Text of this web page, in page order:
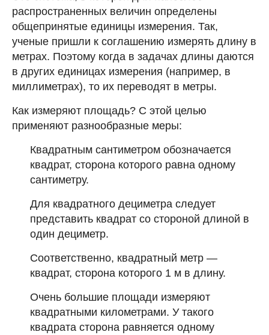
распространенных величин определены
общепринятые единицы измерения. Так,
ученые пришли к соглашению измерять длину в
метрах. Поэтому когда в задачах длины даются
в других единицах измерения (например, в
миллиметрах), то их переводят в метры.
Как измеряют площадь? С этой целью
применяют разнообразные меры:
Квадратным сантиметром обозначается
квадрат, сторона которого равна одному
сантиметру.
Для квадратного дециметра следует
представить квадрат со стороной длиной в
один дециметр.
Соответственно, квадратный метр —
квадрат, сторона которого 1 м в длину.
Очень большие площади измеряют
квадратными километрами. У такого
квадрата сторона равняется одному